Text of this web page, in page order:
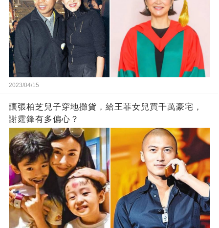
2023/04/15
讓張柏芝兒子穿地攤貨，給王菲女兒買千萬豪宅，
謝霆鋒有多偏心？